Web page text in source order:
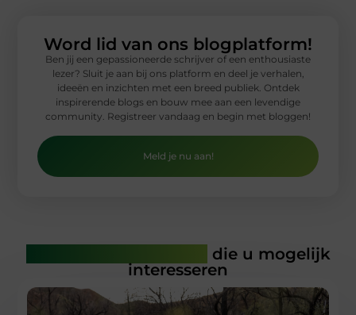
Word lid van ons blogplatform!
Ben jij een gepassioneerde schrijver of een enthousiaste
lezer? Sluit je aan bij ons platform en deel je verhalen,
ideeën en inzichten met een breed publiek. Ontdek
inspirerende blogs en bouw mee aan een levendige
community. Registreer vandaag en begin met bloggen!
Meld je nu aan!
die u mogelijk
interesseren